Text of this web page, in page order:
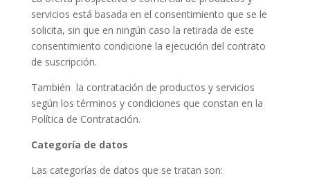
servicios está basada en el consentimiento que se le
solicita, sin que en ningún caso la retirada de este
consentimiento condicione la ejecución del contrato
de suscripción.
También la contratación de productos y servicios
según los términos y condiciones que constan en la
Política de Contratación.
Categoría de datos
Las categorías de datos que se tratan son: